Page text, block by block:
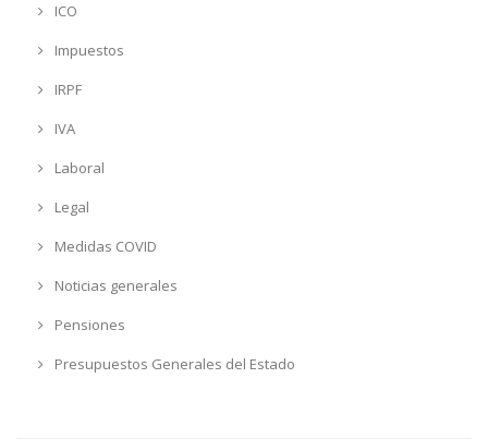
ICO
Impuestos
IRPF
IVA
Laboral
Legal
Medidas COVID
Noticias generales
Pensiones
Presupuestos Generales del Estado